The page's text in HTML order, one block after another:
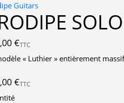
Guitars
€TTC
« Luthier » entièrement
€TTC